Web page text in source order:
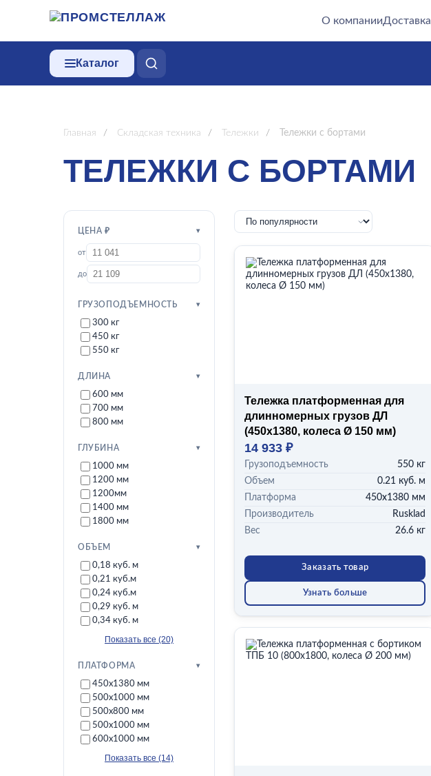
О компанииДоставка
Каталог
Главная / Складская техника / Тележки / Тележки с бортами
ТЕЛЕЖКИ С БОРТАМИ
ЦЕНА ₽
от
до
ГРУЗОПОДЪЕМНОСТЬ
300 кг
450 кг
550 кг
ДЛИНА
600 мм
700 мм
800 мм
ГЛУБИНА
1000 мм
1200 мм
1200мм
1400 мм
1800 мм
ОБЪЕМ
0,18 куб. м
0,21 куб.м
0,24 куб.м
0,29 куб. м
0,34 куб. м
Показать все (20)
ПЛАТФОРМА
450х1380 мм
500х1000 мм
500х800 мм
500x1000 мм
600х1000 мм
Показать все (14)
Тележка платформенная для
длинномерных грузов ДЛ
(450x1380, колеса Ø 150 мм)
14 933 ₽
Грузоподъемность
550 кг
Объем
0.21 куб. м
Платформа
450х1380 мм
Производитель
Rusklad
Вес
26.6 кг
Заказать товар
Узнать больше